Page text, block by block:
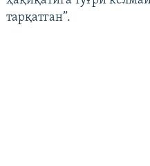
тарқатган”.